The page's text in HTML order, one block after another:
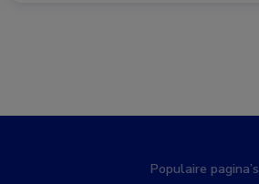
Populaire pagina’s